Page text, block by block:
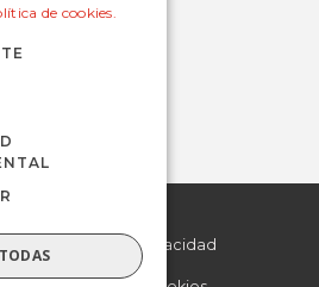
– Madrid
Politica de Privacidad
de cookies.